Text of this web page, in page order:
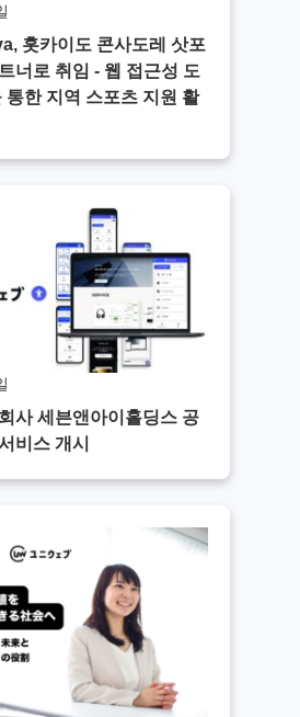
홋카이도 콘사도레 삿포
너로 취임 - 웹 접근성 도
통한 지역 스포츠 지원 활
사 세븐앤아이홀딩스 공
비스 개시